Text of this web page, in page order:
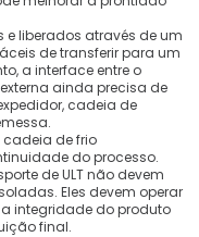
liberados através de um
de transferir para um
a interface entre o
ainda precisa de
cadeia de
cadeia de frio
do processo.
de ULT não devem
Eles devem operar
integridade do produto
final.